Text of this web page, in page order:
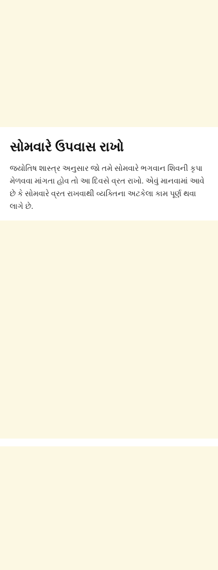
સોમવારે ઉપવાસ રાખો
જ્યોતિષ શાસ્ત્ર અનુસાર જો તમે સોમવારે ભગવાન શિવની કૃપા
મેળવવા માંગતા હોવ તો આ દિવસે વ્રત રાખો. એવું માનવામાં આવે
છે કે સોમવારે વ્રત રાખવાથી વ્યક્તિના અટકેલા કામ પૂર્ણ થવા
લાગે છે.